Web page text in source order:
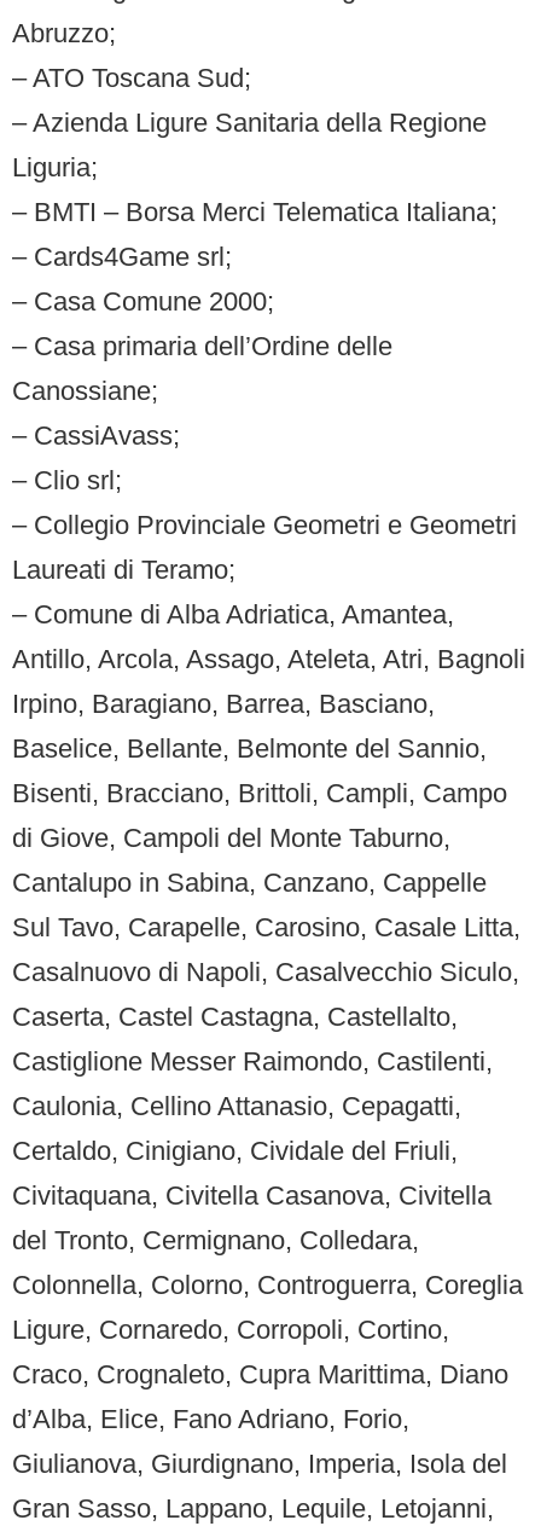
Abruzzo;
– ATO Toscana Sud;
– Azienda Ligure Sanitaria della Regione
Liguria;
– BMTI – Borsa Merci Telematica Italiana;
– Cards4Game srl;
– Casa Comune 2000;
– Casa primaria dell’Ordine delle
Canossiane;
– CassiAvass;
– Clio srl;
– Collegio Provinciale Geometri e Geometri
Laureati di Teramo;
– Comune di Alba Adriatica, Amantea,
Antillo, Arcola, Assago, Ateleta, Atri, Bagnoli
Irpino, Baragiano, Barrea, Basciano,
Baselice, Bellante, Belmonte del Sannio,
Bisenti, Bracciano, Brittoli, Campli, Campo
di Giove, Campoli del Monte Taburno,
Cantalupo in Sabina, Canzano, Cappelle
Sul Tavo, Carapelle, Carosino, Casale Litta,
Casalnuovo di Napoli, Casalvecchio Siculo,
Caserta, Castel Castagna, Castellalto,
Castiglione Messer Raimondo, Castilenti,
Caulonia, Cellino Attanasio, Cepagatti,
Certaldo, Cinigiano, Cividale del Friuli,
Civitaquana, Civitella Casanova, Civitella
del Tronto, Cermignano, Colledara,
Colonnella, Colorno, Controguerra, Coreglia
Ligure, Cornaredo, Corropoli, Cortino,
Craco, Crognaleto, Cupra Marittima, Diano
d’Alba, Elice, Fano Adriano, Forio,
Giulianova, Giurdignano, Imperia, Isola del
Gran Sasso, Lappano, Lequile, Letojanni,